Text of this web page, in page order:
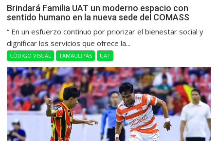
Brindará Familia UAT un moderno espacio con
sentido humano en la nueva sede del COMASS
“ En un esfuerzo continuo por priorizar el bienestar social y
dignificar los servicios que ofrece la...
CÓDIGO VISUAL TAMAULIPAS UAT